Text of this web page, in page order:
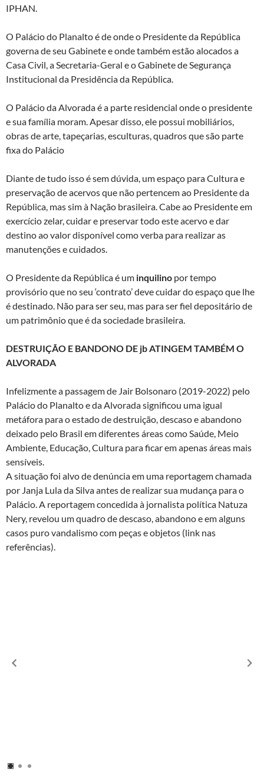
IPHAN.
O Palácio do Planalto é de onde o Presidente da República
governa de seu Gabinete e onde também estão alocados a
Casa Civil, a Secretaria-Geral e o Gabinete de Segurança
Institucional da Presidência da República.
O Palácio da Alvorada é a parte residencial onde o presidente
e sua família moram. Apesar disso, ele possui mobiliários,
obras de arte, tapeçarias, esculturas, quadros que são parte
fixa do Palácio
Diante de tudo isso é sem dúvida, um espaço para Cultura e
preservação de acervos que não pertencem ao Presidente da
República, mas sim à Nação brasileira. Cabe ao Presidente em
exercício zelar, cuidar e preservar todo este acervo e dar
destino ao valor disponível como verba para realizar as
manutenções e cuidados.
O Presidente da República é um inquilino por tempo
provisório que no seu ‘contrato’ deve cuidar do espaço que lhe
é destinado. Não para ser seu, mas para ser fiel depositário de
um patrimônio que é da sociedade brasileira.
DESTRUIÇÃO E BANDONO DE jb ATINGEM TAMBÉM O
ALVORADA
Infelizmente a passagem de Jair Bolsonaro (2019-2022) pelo
Palácio do Planalto e da Alvorada significou uma igual
metáfora para o estado de destruição, descaso e abandono
deixado pelo Brasil em diferentes áreas como Saúde, Meio
Ambiente, Educação, Cultura para ficar em apenas áreas mais
sensíveis.
A situação foi alvo de denúncia em uma reportagem chamada
por Janja Lula da Silva antes de realizar sua mudança para o
Palácio. A reportagem concedida à jornalista política Natuza
Nery, revelou um quadro de descaso, abandono e em alguns
casos puro vandalismo com peças e objetos (link nas
referências).